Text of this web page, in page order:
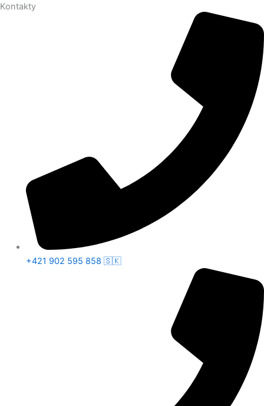
Kontakty
+421 902 595 858 🇸🇰